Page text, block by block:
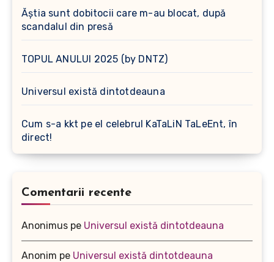
Ăștia sunt dobitocii care m-au blocat, după
scandalul din presă
TOPUL ANULUI 2025 (by DNTZ)
Universul există dintotdeauna
Cum s-a kkt pe el celebrul KaTaLiN TaLeEnt, în
direct!
Comentarii recente
Anonimus pe Universul există dintotdeauna
Anonim pe Universul există dintotdeauna